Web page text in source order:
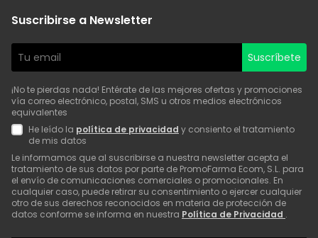
Suscribirse a Newsletter
Suscríbete
¡No te pierdas nada! Entérate de las mejores ofertas y promociones
vía correo electrónico, postal, SMS u otros medios electrónicos
equivalentes
He leído la política de privacidad y consiento el tratamiento
de mis datos
Le informamos que al suscribirse a nuestra newsletter acepta el
tratamiento de sus datos por parte de PromoFarma Ecom, S.L. para
el envío de comunicaciones comerciales o promocionales. En
cualquier caso, puede retirar su consentimiento o ejercer cualquier
otro de sus derechos reconocidos en materia de protección de
datos conforme se informa en nuestra Política de Privacidad .